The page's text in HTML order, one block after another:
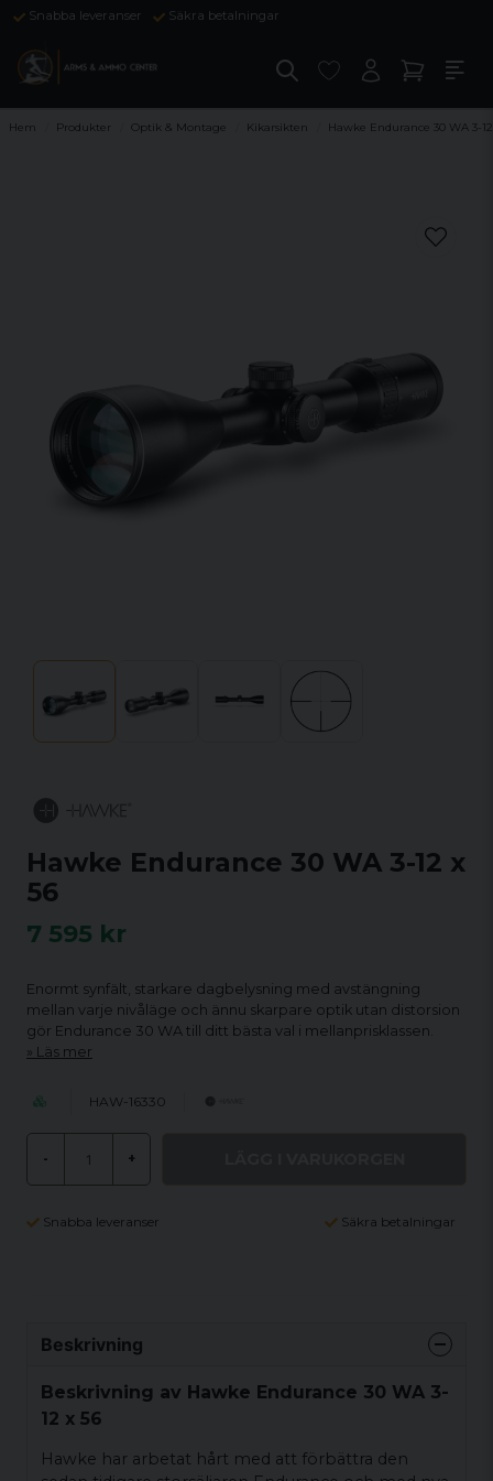
Snabba leveranser Säkra betalningar
Hem Produkter Optik & Montage Kikarsikten Hawke Endurance 30 WA 3-
Hawke Endurance 30 WA 3-12 x
56
7 595 kr
Enormt synfält, starkare dagbelysning med avstängning
mellan varje nivåläge och ännu skarpare optik utan distorsion
gör Endurance 30 WA till ditt bästa val i mellanprisklassen.
Läs mer
HAW-16330
- +
Snabba leveranser Säkra betalningar
Beskrivning
Beskrivning av Hawke Endurance 30 WA 3-
12 x 56
Hawke har arbetat hårt med att förbättra den